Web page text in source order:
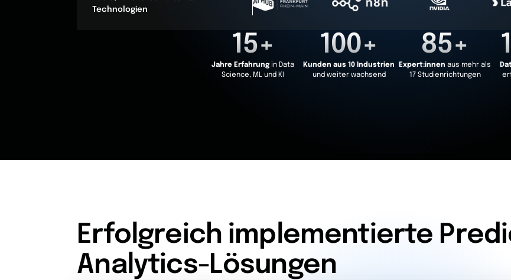
Technologien
15+
Jahre Erfahrung in Data
Science, ML und KI
100+
Kunden aus 10 Industrien
und weiter wachsend
85+
Expert:innenaus mehr als
17 Studienrichtungen
Erfolgreich implementierte
Analytics-Lösungen